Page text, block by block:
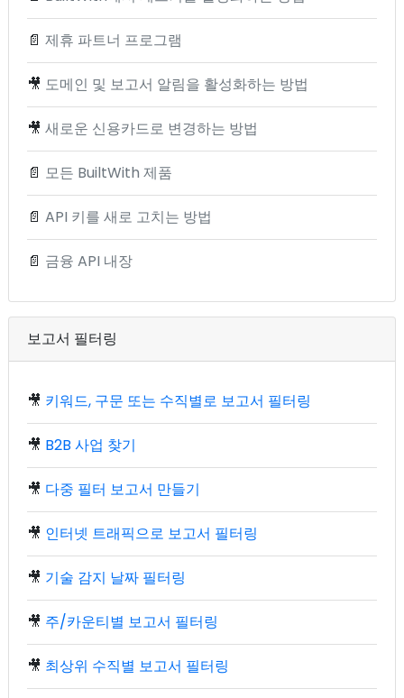
📄 제휴 파트너 프로그램
🎥 도메인 및 보고서 알림을 활성화하는 방법
🎥 새로운 신용카드로 변경하는 방법
📄 모든 BuiltWith 제품
📄 API 키를 새로 고치는 방법
📄 금융 API 내장
보고서 필터링
🎥 키워드, 구문 또는 수직별로 보고서 필터링
🎥 B2B 사업 찾기
🎥 다중 필터 보고서 만들기
🎥 인터넷 트래픽으로 보고서 필터링
🎥 기술 감지 날짜 필터링
🎥 주/카운티별 보고서 필터링
🎥 최상위 수직별 보고서 필터링